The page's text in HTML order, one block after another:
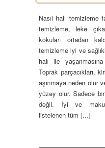
Nasıl halı temizleme
temizleme, leke
kokuları ortadan
temizleme iyi ve
halı ile yaşanmasına
Toprak parçacıkları,
aşınmaya neden olur
yüzey olur. Sadece bir
değil. İyi ve
listelenen tüm […]